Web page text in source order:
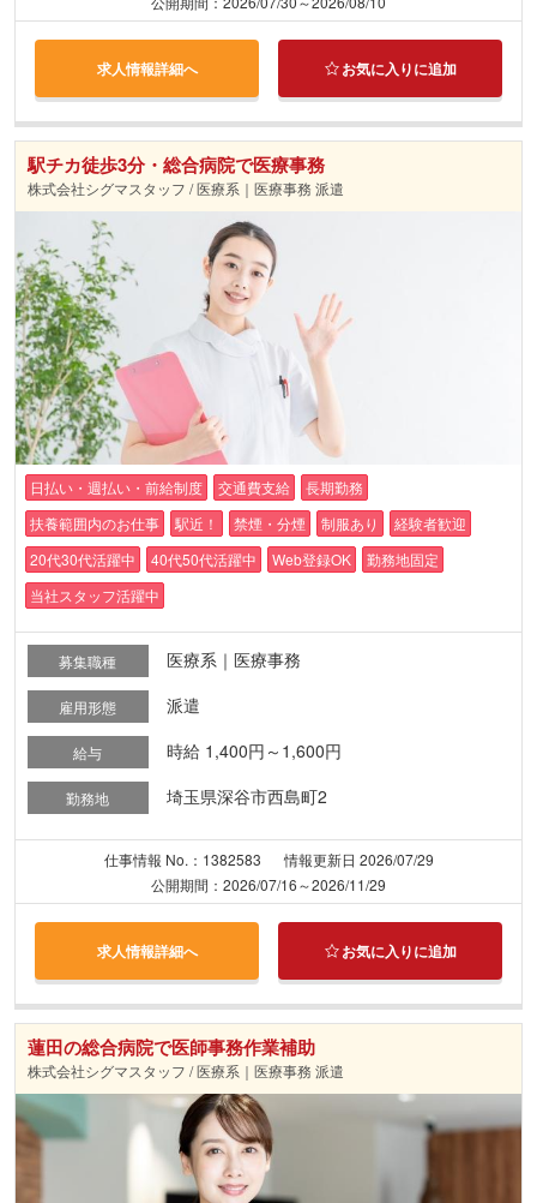
求人情報詳細へ お気に入りに追加
駅チカ徒歩3分・総合病院で医療事務
株式会社シグマスタッフ / 医療系｜医療事務 派遣
日払い・週払い・前給制度 交通費支給
長期勤務
扶養範囲内のお仕事
駅近！ 禁煙・分煙 制服あり
経験者歓迎
20代30代活躍中
40代50代活躍中 Web登録OK
勤務地固定
当社スタッフ活躍中
募集職種 医療系｜医療事務
雇用形態 派遣
給与 時給 1,400円～1,600円
勤務地 埼玉県深谷市西島町2
仕事情報 No.：1382583
情報更新日 2026/07/29
公開期間：2026/07/16～2026/11/29
求人情報詳細へ お気に入りに追加
蓮田の総合病院で医師事務作業補助
株式会社シグマスタッフ / 医療系｜医療事務 派遣